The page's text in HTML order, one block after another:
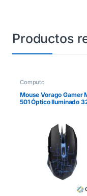
Productos
Computo
Mouse Vorago Gamer
501 Óptico Iluminado